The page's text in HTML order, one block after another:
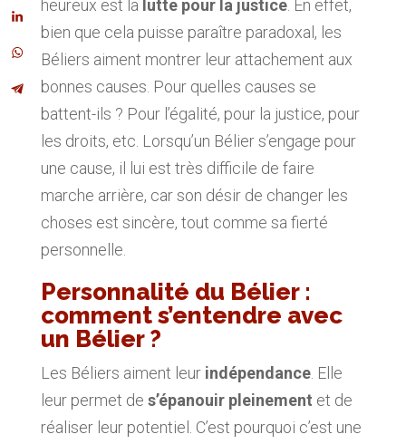
heureux est la lutte pour la justice. En effet,
bien que cela puisse paraître paradoxal, les
Béliers aiment montrer leur attachement aux
bonnes causes. Pour quelles causes se
battent-ils ? Pour l’égalité, pour la justice, pour
les droits, etc. Lorsqu’un Bélier s’engage pour
une cause, il lui est très difficile de faire
marche arrière, car son désir de changer les
choses est sincère, tout comme sa fierté
personnelle.
Personnalité du Bélier :
comment s’entendre avec
un Bélier ?
Les Béliers aiment leur indépendance. Elle
leur permet de s’épanouir pleinement et de
réaliser leur potentiel. C’est pourquoi c’est une